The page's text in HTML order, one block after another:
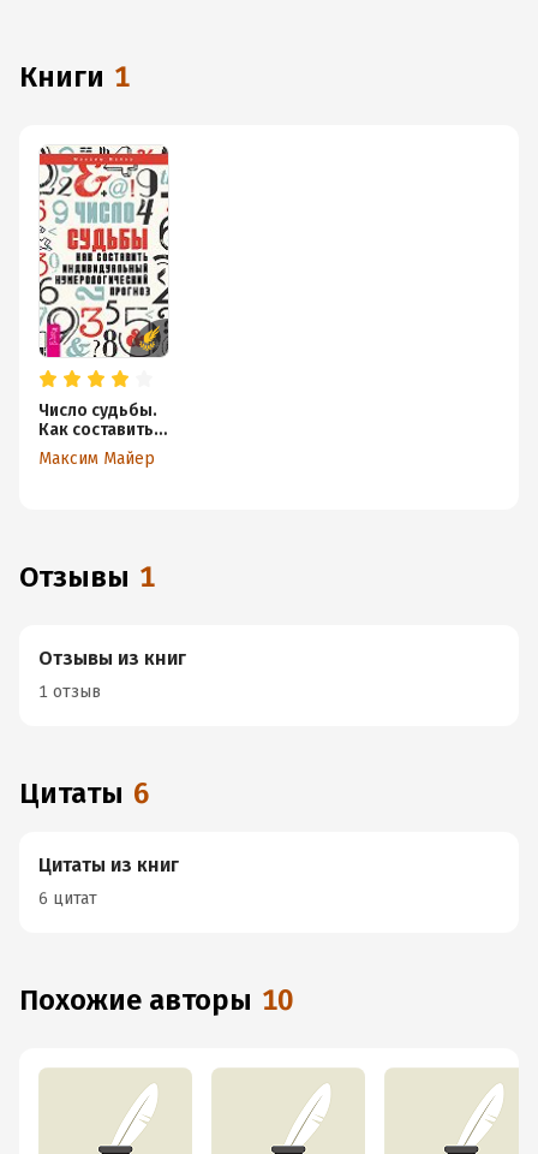
книги 1
Число судьбы.
Как составить
индивидуальны
й
Максим Майер
Отзывы 1
Отзывы из книг
1 отзыв
Цитаты 6
Цитаты из книг
6 цитат
Похожие авторы 10